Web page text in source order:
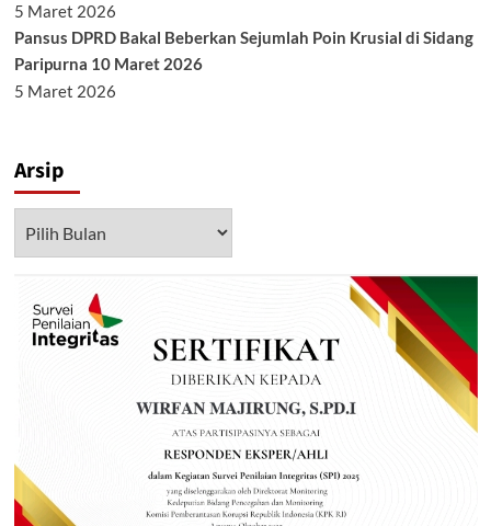
5 Maret 2026
Pansus DPRD Bakal Beberkan Sejumlah Poin Krusial di Sidang
Paripurna 10 Maret 2026
5 Maret 2026
Arsip